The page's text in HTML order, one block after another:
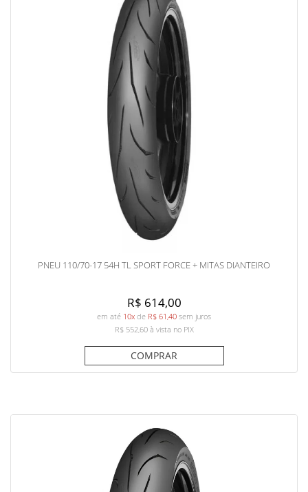
PNEU 110/70-17 54H TL SPORT FORCE + MITAS DIANTEIRO
R$ 614,00
em até 10x de R$ 61,40 sem juros
R$ 552,60à vista no PIX
COMPRAR